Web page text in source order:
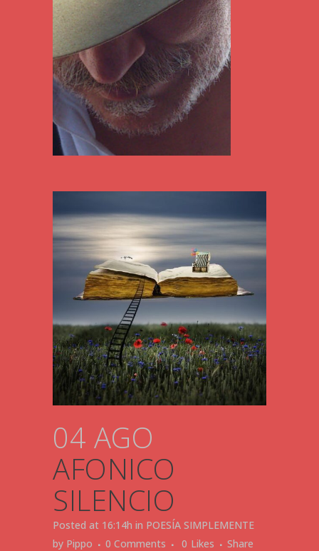
04 AGO
AFONICO
SILENCIO
Posted at 16:14h in POESÍA SIMPLEMENTE
by Pippo 0 Comments 0 Likes Share